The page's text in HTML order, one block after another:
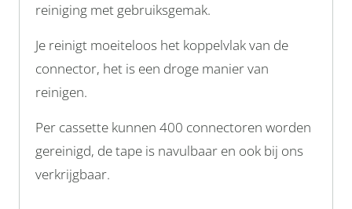
reiniging met gebruiksgemak.
Je reinigt moeiteloos het koppelvlak van de
connector, het is een droge manier van
reinigen.
Per cassette kunnen 400 connectoren worden
gereinigd, de tape is navulbaar en ook bij ons
verkrijgbaar.